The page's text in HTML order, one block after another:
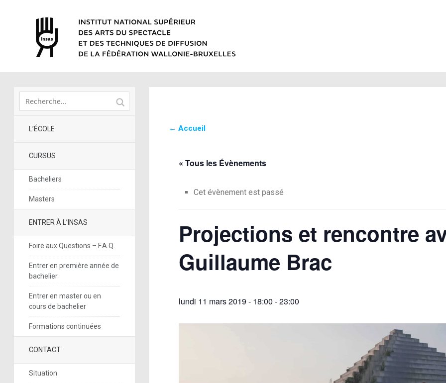
L’ÉCOLE
CURSUS
Bacheliers
Masters
ENTRER À L’INSAS
Foire aux Questions – F.A.Q.
Entrer en première année de
bachelier
Entrer en master ou en
cours de bachelier
Formations continuées
CONTACT
Situation
← Accueil
« Tous les Évènements
Cet évènement est passé
Projections et rencontre
Guillaume Brac
lundi 11 mars 2019 - 18:00 -23:00